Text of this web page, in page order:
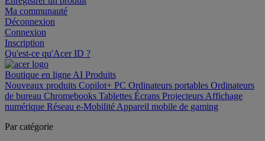
Ma communauté
Déconnexion
Connexion
Inscription
Qu'est-ce qu'Acer ID ?
Boutique en ligne AI Produits
Nouveaux produits Copilot+ PC Ordinateurs portables Ordinateurs
de bureau Chromebooks Tablettes Écrans Projecteurs Affichage
numérique Réseau e-Mobilité Appareil mobile de gaming
Par catégorie